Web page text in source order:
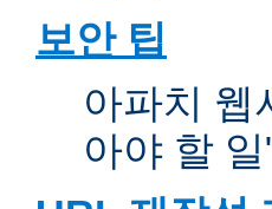
보안 팁
아파치 웹
아야 할 일